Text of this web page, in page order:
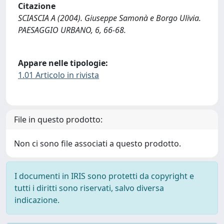
Citazione
SCIASCIA A (2004). Giuseppe Samonà e Borgo Ulivia.
PAESAGGIO URBANO, 6, 66-68.
Appare nelle tipologie:
1.01 Articolo in rivista
File in questo prodotto:
Non ci sono file associati a questo prodotto.
I documenti in IRIS sono protetti da copyright e
tutti i diritti sono riservati, salvo diversa
indicazione.